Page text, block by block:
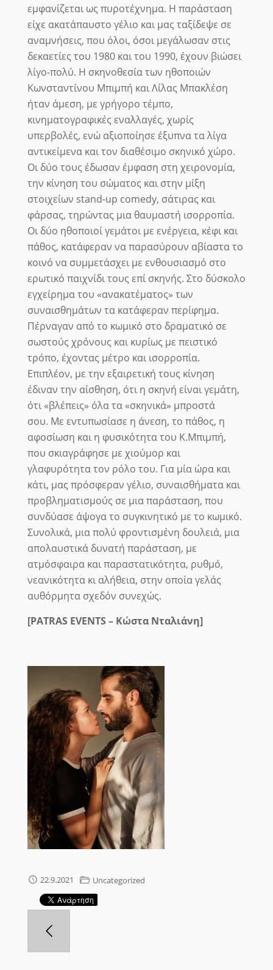
εμφανίζεται ως πυροτέχνημα. Η παράσταση
είχε ακατάπαυστο γέλιο και μας ταξίδεψε σε
αναμνήσεις, που όλοι, όσοι μεγάλωσαν στις
δεκαετίες του 1980 και του 1990, έχουν βιώσει
λίγο-πολύ. Η σκηνοθεσία των ηθοποιών
Κωνσταντίνου Μπιμπή και Λίλας Μπακλέση
ήταν άμεση, με γρήγορο τέμπο,
κινηματογραφικές εναλλαγές, χωρίς
υπερβολές, ενώ αξιοποίησε έξυπνα τα λίγα
αντικείμενα και τον διαθέσιμο σκηνικό χώρο.
Οι δύο τους έδωσαν έμφαση στη χειρονομία,
την κίνηση του σώματος και στην μίξη
στοιχείων stand-up comedy, σάτιρας και
φάρσας, τηρώντας μια θαυμαστή ισορροπία.
Οι δύο ηθοποιοί γεμάτοι με ενέργεια, κέφι και
πάθος, κατάφεραν να παρασύρουν αβίαστα το
κοινό να συμμετάσχει με ενθουσιασμό στο
ερωτικό παιχνίδι τους επί σκηνής. Στο δύσκολο
εγχείρημα του «ανακατέματος» των
συναισθημάτων τα κατάφεραν περίφημα.
Πέρναγαν από το κωμικό στο δραματικό σε
σωστούς χρόνους και κυρίως με πειστικό
τρόπο, έχοντας μέτρο και ισορροπία.
Επιπλέον, με την εξαιρετική τους κίνηση
έδιναν την αίσθηση, ότι η σκηνή είναι γεμάτη,
ότι «βλέπεις» όλα τα «σκηνικά» μπροστά
σου. Με εντυπωσίασε η άνεση, το πάθος, η
αφοσίωση και η φυσικότητα του Κ.Μπιμπή,
που σκιαγράφησε με χιούμορ και
γλαφυρότητα τον ρόλο του. Για μία ώρα και
κάτι, μας πρόσφεραν γέλιο, συναισθήματα και
προβληματισμούς σε μια παράσταση, που
συνδύασε άψογα το συγκινητικό με το κωμικό.
Συνολικά, μια πολύ φροντισμένη δουλειά, μια
απολαυστικά δυνατή παράσταση, με
ατμόσφαιρα και παραστατικότητα, ρυθμό,
νεανικότητα κι αλήθεια, στην οποία γελάς
αυθόρμητα σχεδόν συνεχώς.
[PATRAS EVENTS – Κώστα Νταλιάνη]
22.9.2021 Uncategorized